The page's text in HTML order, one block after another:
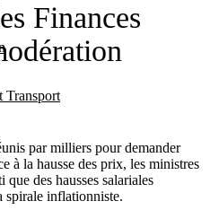
Transport
Finances
par milliers pour demander
à la hausse des prix, les ministres
que des hausses salariales
spirale inflationniste.